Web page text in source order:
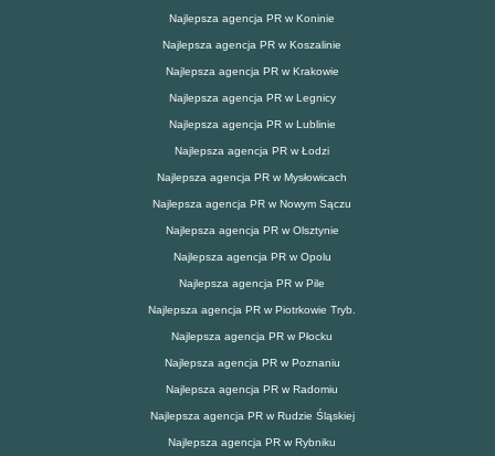
Najlepsza agencja PR w Koninie
Najlepsza agencja PR w Koszalinie
Najlepsza agencja PR w Krakowie
Najlepsza agencja PR w Legnicy
Najlepsza agencja PR w Lublinie
Najlepsza agencja PR w Łodzi
Najlepsza agencja PR w Mysłowicach
Najlepsza agencja PR w Nowym Sączu
Najlepsza agencja PR w Olsztynie
Najlepsza agencja PR w Opolu
Najlepsza agencja PR w Pile
Najlepsza agencja PR w Piotrkowie Tryb.
Najlepsza agencja PR w Płocku
Najlepsza agencja PR w Poznaniu
Najlepsza agencja PR w Radomiu
Najlepsza agencja PR w Rudzie Śląskiej
Najlepsza agencja PR w Rybniku